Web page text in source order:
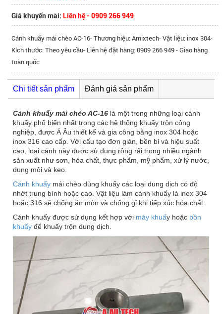
Giá khuyến mãi: Liên hệ - 0909 266 949
Cánh khuấy mái chèo AC-16- Thương hiệu: Amixtech- Vật liệu: inox 304-
Kích thước: Theo yêu cầu- Liên hệ đặt hàng: 0909 266 949 - Giao hàng
toàn quốc
Chi tiết sản phẩm Đánh giá sản phẩm
Cánh khuấy mái chèo AC-16 là một trong những loại cánh
khuấy phổ biến nhất trong các hệ thống khuấy trộn công
nghiệp, được Á Âu thiết kế và gia công bằng inox 304 hoặc
inox 316 cao cấp. Với cấu tạo đơn giản, bền bỉ và hiệu suất
cao, loại cánh này được sử dụng rộng rãi trong nhiều ngành
sản xuất như sơn, hóa chất, thực phẩm, mỹ phẩm, xử lý nước,
dung môi và keo.
Cánh khuấy mái chèo dùng khuấy các loại dung dịch có độ
nhớt trung bình hoặc cao. Vật liệu làm cánh khuấy là inox 304
hoặc 316 sẽ chống ăn mòn và chống gỉ khi tiếp xúc hóa chất.
Cánh khuấy được sử dụng kết hợp với máy khuấy hoặc bồn
khuấy để khuấy trộn dung dịch.